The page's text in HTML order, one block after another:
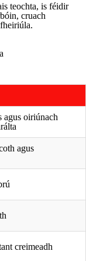
teochta, is féidir
cruach
agus oiriúnach
agus
creimeadh